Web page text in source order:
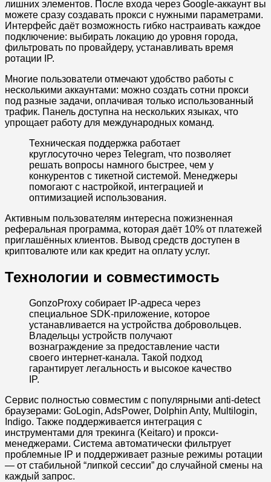
лишних элементов. После входа через Google-аккаунт вы
можете сразу создавать прокси с нужными параметрами.
Интерфейс даёт возможность гибко настраивать каждое
подключение: выбирать локацию до уровня города,
фильтровать по провайдеру, устанавливать время
ротации IP.
Многие пользователи отмечают удобство работы с
несколькими аккаунтами: можно создать сотни прокси
под разные задачи, оплачивая только использованный
трафик. Панель доступна на нескольких языках, что
упрощает работу для международных команд.
Техническая поддержка работает
круглосуточно через Telegram, что позволяет
решать вопросы намного быстрее, чем у
конкурентов с тикетной системой. Менеджеры
помогают с настройкой, интеграцией и
оптимизацией использования.
Активным пользователям интересна пожизненная
реферальная программа, которая даёт 10% от платежей
приглашённых клиентов. Вывод средств доступен в
криптовалюте или как кредит на оплату услуг.
Технологии и совместимость
GonzoProxy собирает IP-адреса через
специальное SDK-приложение, которое
устанавливается на устройства добровольцев.
Владельцы устройств получают
вознаграждение за предоставление части
своего интернет-канала. Такой подход
гарантирует легальность и высокое качество
IP.
Сервис полностью совместим с популярными anti-detect
браузерами: GoLogin, AdsPower, Dolphin Anty, Multilogin,
Indigo. Также поддерживается интеграция с
инструментами для трекинга (Keitaro) и прокси-
менеджерами. Система автоматически фильтрует
проблемные IP и поддерживает разные режимы ротации
— от стабильной “липкой сессии” до случайной смены на
каждый запрос.